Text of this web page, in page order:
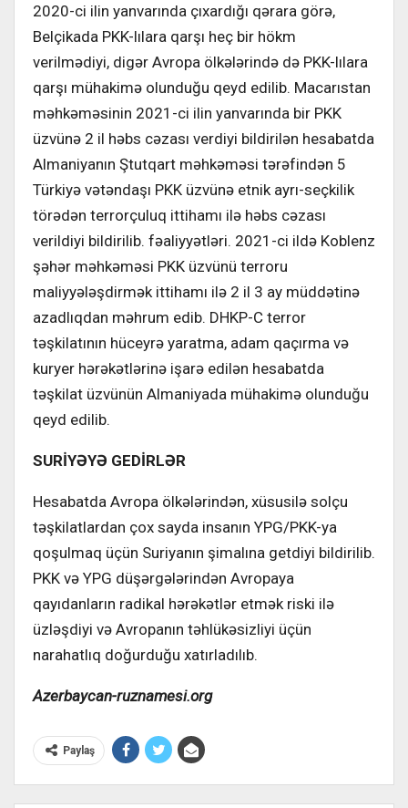
2020-ci ilin yanvarında çıxardığı qərara görə,
Belçikada PKK-lılara qarşı heç bir hökm
verilmədiyi, digər Avropa ölkələrində də PKK-lılara
qarşı mühakimə olunduğu qeyd edilib. Macarıstan
məhkəməsinin 2021-ci ilin yanvarında bir PKK
üzvünə 2 il həbs cəzası verdiyi bildirilən hesabatda
Almaniyanın Ştutqart məhkəməsi tərəfindən 5
Türkiyə vətəndaşı PKK üzvünə etnik ayrı-seçkilik
törədən terrorçuluq ittihamı ilə həbs cəzası
verildiyi bildirilib. fəaliyyətləri. 2021-ci ildə Koblenz
şəhər məhkəməsi PKK üzvünü terroru
maliyyələşdirmək ittihamı ilə 2 il 3 ay müddətinə
azadlıqdan məhrum edib. DHKP-C terror
təşkilatının hüceyrə yaratma, adam qaçırma və
kuryer hərəkətlərinə işarə edilən hesabatda
təşkilat üzvünün Almaniyada mühakimə olunduğu
qeyd edilib.
SURİYƏYƏ GEDİRLƏR
Hesabatda Avropa ölkələrindən, xüsusilə solçu
təşkilatlardan çox sayda insanın YPG/PKK-ya
qoşulmaq üçün Suriyanın şimalına getdiyi bildirilib.
PKK və YPG düşərgələrindən Avropaya
qayıdanların radikal hərəkətlər etmək riski ilə
üzləşdiyi və Avropanın təhlükəsizliyi üçün
narahatlıq doğurduğu xatırladılıb.
Azerbaycan-ruznamesi.org
Paylaş